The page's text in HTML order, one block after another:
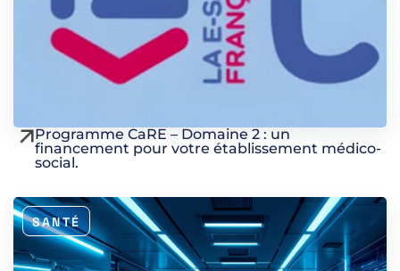
Programme CaRE – Domaine 2 : un
financement pour votre établissement médico-
social.
SANTÉ